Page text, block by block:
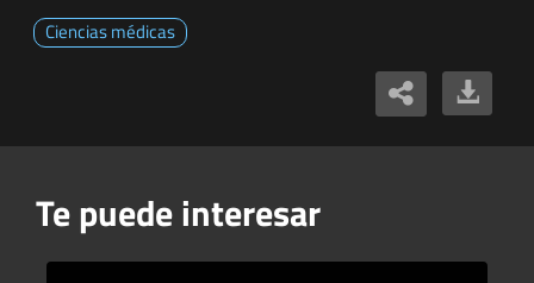
Ciencias médicas
Te puede interesar